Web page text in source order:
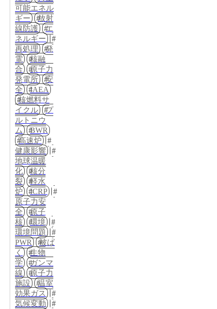
可能エネル
ギー
放射
線防護
エ
ネルギー
再処理
発
電
核融
合
原子力
発電所
安
全
IAEA
核燃料サ
イクル
プ
ルトニウ
ム
BWR
高速炉
健康影響
地球温暖
化
核分
裂
軽水
炉
ICRP
原子力安
全
原子
核
環境
環境問題
PWR
被ば
く
生物
学
ガンマ
線
原子力
施設
温室
効果ガス
気候変動